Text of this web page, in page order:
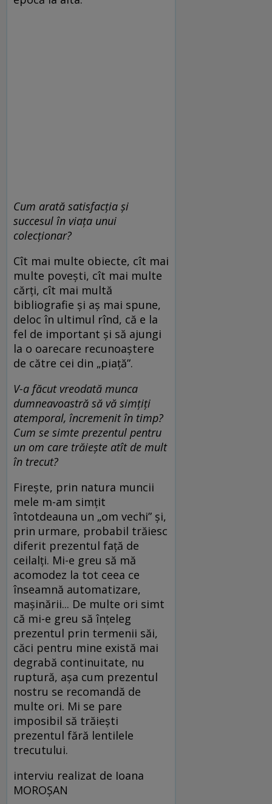
Cum arată satisfacția și
succesul în viața unui
colecționar?
Cît mai multe obiecte, cît mai
multe povești, cît mai multe
cărți, cît mai multă
bibliografie și aș mai spune,
deloc în ultimul rînd, că e la
fel de important și să ajungi
la o oarecare recunoaștere
de către cei din „piață”.
V-a făcut vreodată munca
dumneavoastră să vă simțiți
atemporal, încremenit în timp?
Cum se simte prezentul pentru
un om care trăiește atît de mult
în trecut?
Firește, prin natura muncii
mele m-am simțit
întotdeauna un „om vechi” și,
prin urmare, probabil trăiesc
diferit prezentul față de
ceilalți. Mi-e greu să mă
acomodez la tot ceea ce
înseamnă automatizare,
mașinării... De multe ori simt
că mi-e greu să înțeleg
prezentul prin termenii săi,
căci pentru mine există mai
degrabă continuitate, nu
ruptură, așa cum prezentul
nostru se recomandă de
multe ori. Mi se pare
imposibil să trăiești
prezentul fără lentilele
trecutului.
interviu realizat de Ioana
MOROȘAN